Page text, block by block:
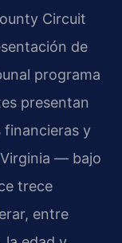
Circuit
de
programa
presentan
financieras y
— bajo
trece
entre